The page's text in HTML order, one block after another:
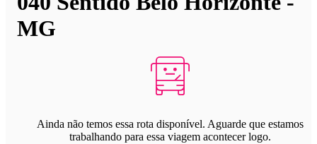
MG
Ainda não temos essa rota disponível. Aguarde que estamos
trabalhando para essa viagem acontecer logo.